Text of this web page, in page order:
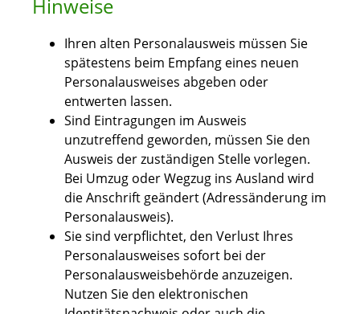
Hinweise
Ihren alten Personalausweis müssen Sie
spätestens beim Empfang eines neuen
Personalausweises abgeben oder
entwerten lassen.
Sind Eintragungen im Ausweis
unzutreffend geworden, müssen Sie den
Ausweis der zuständigen Stelle vorlegen.
Bei Umzug oder Wegzug ins Ausland wird
die Anschrift geändert (Adressänderung im
Personalausweis).
Sie sind verpflichtet, den Verlust Ihres
Personalausweises sofort bei der
Personalausweisbehörde anzuzeigen.
Nutzen Sie den elektronischen